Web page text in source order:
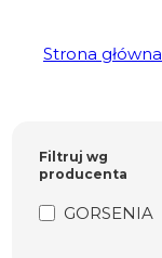
Strona główna
Filtruj wg
producenta
GORSENIA